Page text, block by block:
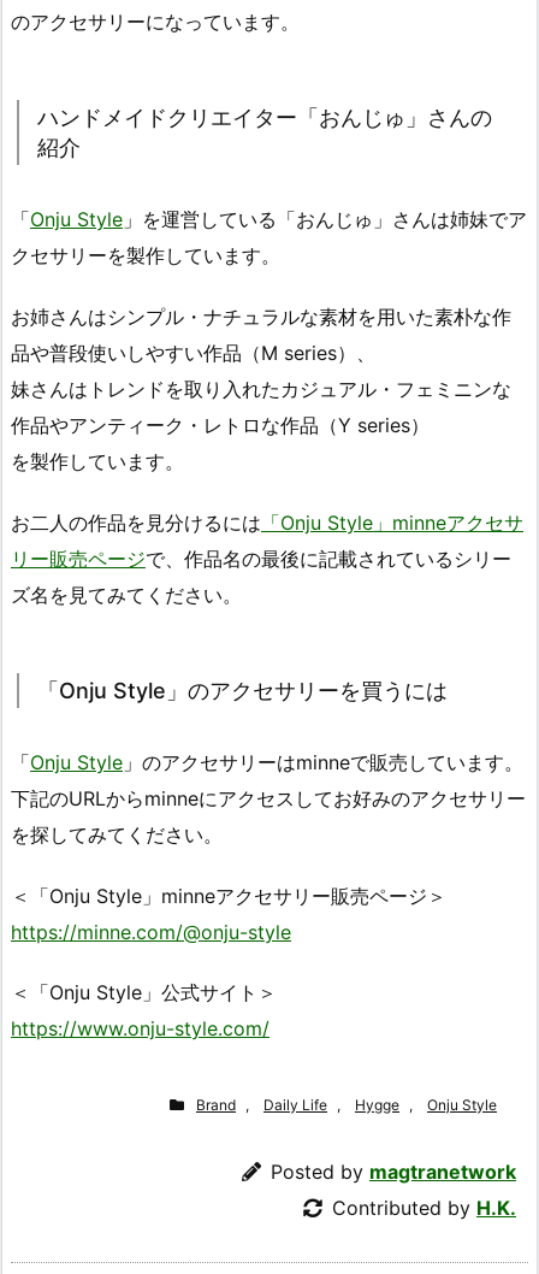
のアクセサリーになっています。
ハンドメイドクリエイター「おんじゅ」さんの
紹介
「Onju Style 」を運営している「おんじゅ」さんは姉妹でア
クセサリーを製作しています。
お姉さんはシンプル・ナチュラルな素材を用いた素朴な作
品や普段使いしやすい作品（M series）、
妹さんはトレンドを取り入れたカジュアル・フェミニンな
作品やアンティーク・レトロな作品（Y series）
を製作しています。
お二人の作品を見分けるには 「Onju Style」minneアクセサ
リー販売ページで、作品名の最後に記載されているシリー
ズ名を見てみてください。
「Onju Style」のアクセサリーを買うには
「Onju Style 」のアクセサリーはminneで販売しています。
下記のURLからminneにアクセスしてお好みのアクセサリー
を探してみてください。
＜「Onju Style」minneアクセサリー販売ページ＞
https://minne.com/@onju-style
＜「Onju Style」公式サイト＞
https://www.onju-style.com/
Brand , Daily Life , Hygge , Onju Style
Posted by magtranetwork
Contributed by H.K.